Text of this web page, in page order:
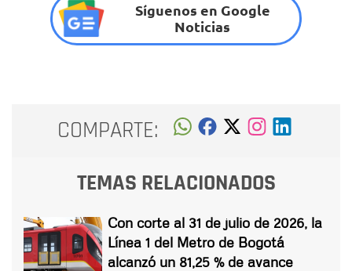
Síguenos en Google
Noticias
COMPARTE:
TEMAS RELACIONADOS
Con corte al 31 de julio de 2026, la
Línea 1 del Metro de Bogotá
alcanzó un 81,25 % de avance